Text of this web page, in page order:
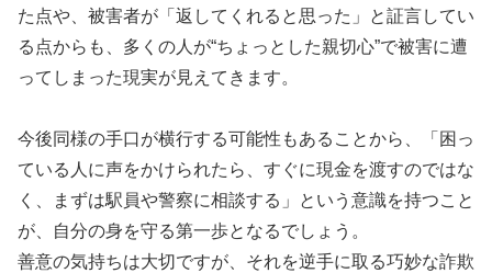
た点や、被害者が「返してくれると思った」と証言してい
る点からも、多くの人が“ちょっとした親切心”で被害に遭
ってしまった現実が見えてきます。
今後同様の手口が横行する可能性もあることから、「困っ
ている人に声をかけられたら、すぐに現金を渡すのではな
く、まずは駅員や警察に相談する」という意識を持つこと
が、自分の身を守る第一歩となるでしょう。
善意の気持ちは大切ですが、それを逆手に取る巧妙な詐欺